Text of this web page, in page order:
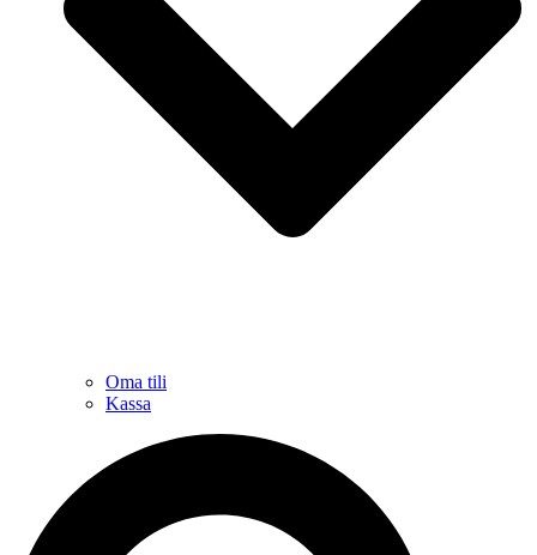
Oma tili
Kassa